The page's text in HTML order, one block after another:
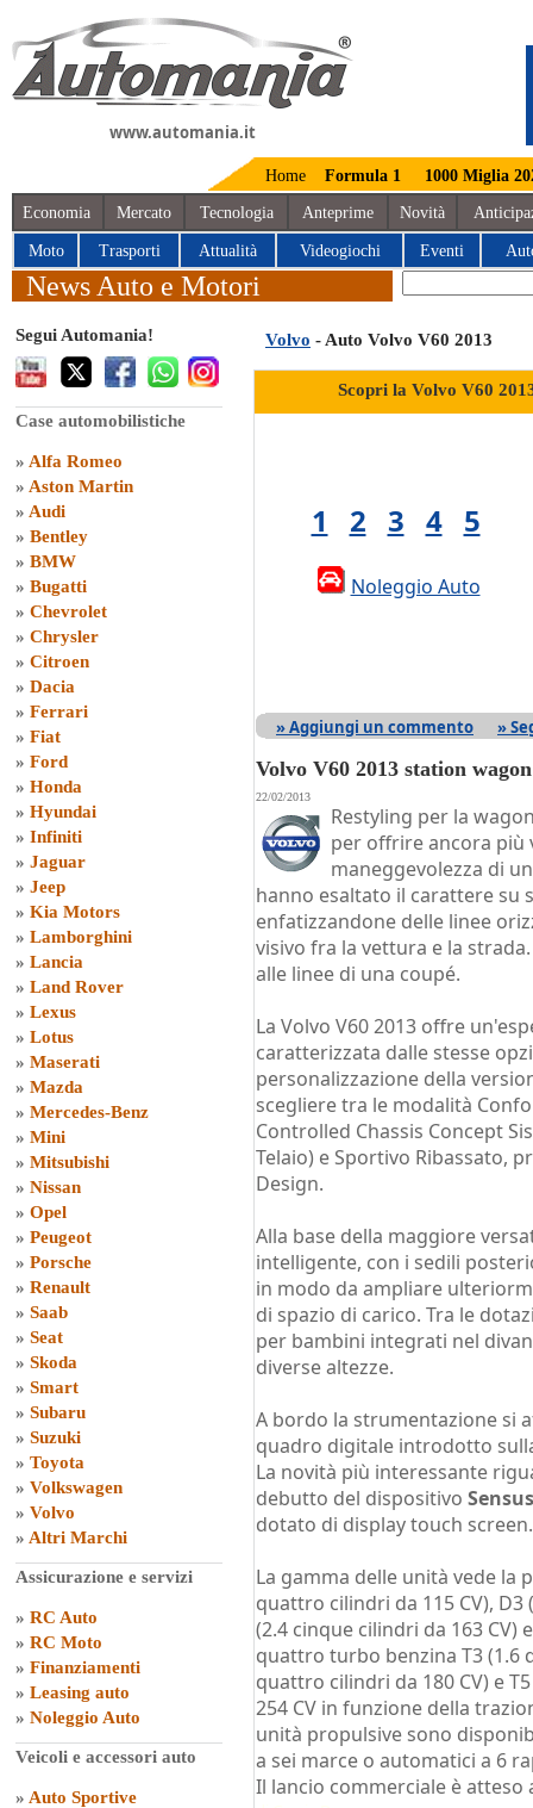
www.automania.it
Home Formula 1 1000 Miglia
Economia Mercato Tecnologia Anteprime Novità
Moto Trasporti Attualità Videogiochi Eventi
News Auto e Motori
Segui Automania!
Case automobilistiche
» Alfa Romeo
» Aston Martin
» Audi
» Bentley
» BMW
» Bugatti
» Chevrolet
» Chrysler
» Citroen
» Dacia
» Ferrari
» Fiat
» Ford
» Honda
» Hyundai
» Infiniti
» Jaguar
» Jeep
» Kia Motors
» Lamborghini
» Lancia
» Land Rover
» Lexus
» Lotus
» Maserati
» Mazda
» Mercedes-Benz
» Mini
» Mitsubishi
» Nissan
» Opel
» Peugeot
» Porsche
» Renault
» Saab
» Seat
» Skoda
» Smart
» Subaru
» Suzuki
» Toyota
» Volkswagen
» Volvo
» Altri Marchi
Assicurazione e servizi
» RC Auto
» RC Moto
» Finanziamenti
» Leasing auto
» Noleggio Auto
Veicoli e accessori auto
» Auto Sportive
Volvo - Auto Volvo V60 2013
Scopri la Volvo V60
1 2 3 4 5
Noleggio Auto
» Aggiungi un commento »
Volvo V60 2013 station wagon
22/02/2013
Restyling per la
per offrire ancora più
maneggevolezza di
hanno esaltato il carattere su
enfatizzandone delle linee
visivo fra la vettura e la
alle linee di una coupé.
La Volvo V60 2013 offre
caratterizzata dalle stesse
personalizzazione della
scegliere tra le modalità
Controlled Chassis Concept
Telaio) e Sportivo Ribassato,
Design.
Alla base della maggiore
intelligente, con i sedili
in modo da ampliare
di spazio di carico. Tra le
per bambini integrati nel
diverse altezze.
A bordo la strumentazione si
quadro digitale introdotto
La novità più interessante
debutto del dispositivo
dotato di display touch screen.
La gamma delle unità vede la
quattro cilindri da 115 CV), D3
(2.4 cinque cilindri da 163 CV)
quattro turbo benzina T3 (1.6
quattro cilindri da 180 CV) e
254 CV in funzione della
unità propulsive sono
a sei marce o automatici a 6
Il lancio commerciale è atteso